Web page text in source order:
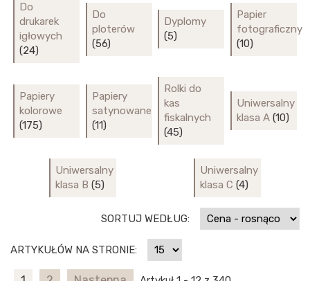
Do
drukarek
igłowych
(24)
Do
ploterów
(56)
Dyplomy
(5)
Papier
fotograficzny
(10)
Papiery
kolorowe
(175)
Papiery
satynowane
(11)
Rolki do
kas
fiskalnych
(45)
Uniwersalny
klasa A(10)
Uniwersalny
klasa B (5)
Uniwersalny
klasa C (4)
SORTUJ WEDŁUG:
ARTYKUŁÓW NA STRONIE: